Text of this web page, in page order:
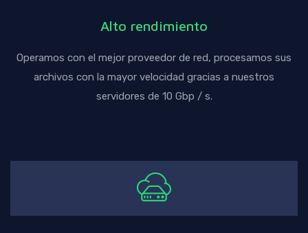
Alto rendimiento
Operamos con el mejor proveedor de red, procesamos sus
archivos con la mayor velocidad gracias a nuestros
servidores de 10 Gbp / s.